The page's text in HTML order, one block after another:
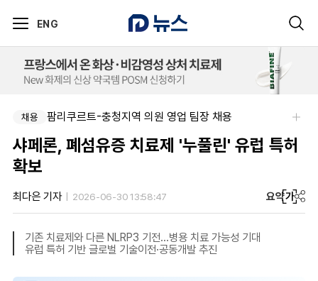
ENG
채용 팜리쿠르트-충청지역 의원 영업 팀장 채용
샤페론, 폐섬유증 치료제 '누풀린' 유럽 특허
확보
최다은 기자 2026-06-30 13:58:47 요약가
기존 치료제와 다른 NLRP3 기전…병용 치료 가능성 기대
유럽 특허 기반 글로벌 기술이전·공동개발 추진